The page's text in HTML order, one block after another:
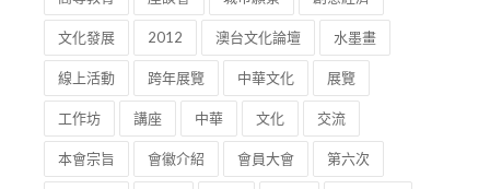
文化發展 2012 澳台文化論壇 水墨畫
線上活動 跨年展覽 中華文化 展覽
工作坊 講座 中華 文化 交流
本會宗旨 會徽介紹 會員大會 第六次